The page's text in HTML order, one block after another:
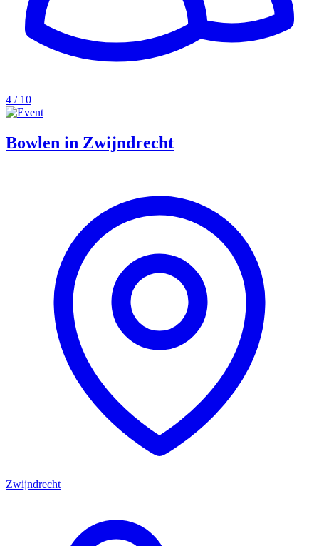
4 / 10
Bowlen in Zwijndrecht
Zwijndrecht